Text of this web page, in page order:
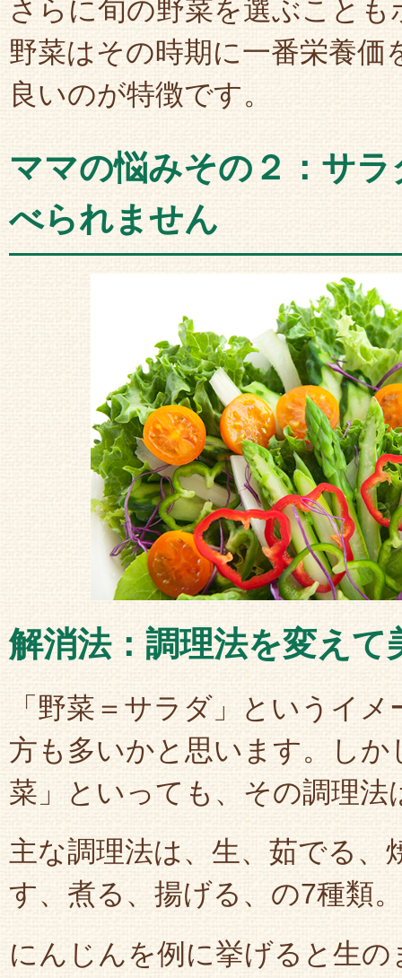
さらに旬の野菜を選ぶこと
野菜はその時期に一番栄養価
良いのが特徴です。
ママの悩みその２：サ
べられません
解消法：調理法を変えて
「野菜＝サラダ」というイ
方も多いかと思います。しか
菜」といっても、その調理法
主な調理法は、生、茹でる、
す、煮る、揚げる、の7種類。
にんじんを例に挙げると生